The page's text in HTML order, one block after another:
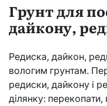
Грунт для
дайкону,
Редиска, дайкон,
вологим грунтам.
редиски, дайкону і
ділянку: перекопати,